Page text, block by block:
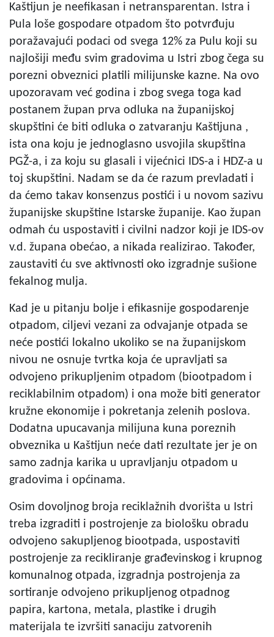
Kaštijun je neefikasan i netransparentan. Istra i
Pula loše gospodare otpadom što potvrđuju
poražavajući podaci od svega 12% za Pulu koji su
najlošiji među svim gradovima u Istri zbog čega su
porezni obveznici platili milijunske kazne. Na ovo
upozoravam već godina i zbog svega toga kad
postanem župan prva odluka na županijskoj
skupštini će biti odluka o zatvaranju Kaštijuna ,
ista ona koju je jednoglasno usvojila skupština
PGŽ-a, i za koju su glasali i vijećnici IDS-a i HDZ-a u
toj skupštini. Nadam se da će razum prevladati i
da ćemo takav konsenzus postići i u novom sazivu
županijske skupštine Istarske županije. Kao župan
odmah ću uspostaviti i civilni nadzor koji je IDS-ov
v.d. župana obećao, a nikada realizirao. Također,
zaustaviti ću sve aktivnosti oko izgradnje sušione
fekalnog mulja.
Kad je u pitanju bolje i efikasnije gospodarenje
otpadom, ciljevi vezani za odvajanje otpada se
neće postići lokalno ukoliko se na županijskom
nivou ne osnuje tvrtka koja će upravljati sa
odvojeno prikupljenim otpadom (biootpadom i
reciklabilnim otpadom) i ona može biti generator
kružne ekonomije i pokretanja zelenih poslova.
Dodatna upucavanja milijuna kuna poreznih
obveznika u Kaštijun neće dati rezultate jer je on
samo zadnja karika u upravljanju otpadom u
gradovima i općinama.
Osim dovoljnog broja reciklažnih dvorišta u Istri
treba izgraditi i postrojenje za biološku obradu
odvojeno sakupljenog biootpada, uspostaviti
postrojenje za recikliranje građevinskog i krupnog
komunalnog otpada, izgradnja postrojenja za
sortiranje odvojeno prikupljenog otpadnog
papira, kartona, metala, plastike i drugih
materijala te izvršiti sanaciju zatvorenih